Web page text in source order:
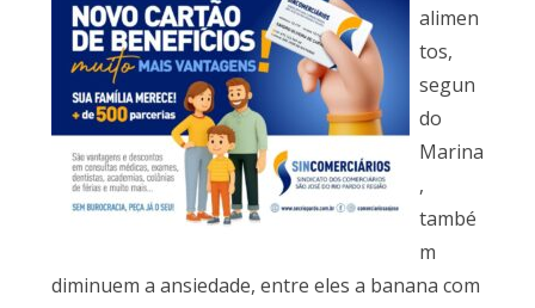
alimen
tos,
segun
do
Marina
,
també
m
diminuem a ansiedade, entre eles a banana com